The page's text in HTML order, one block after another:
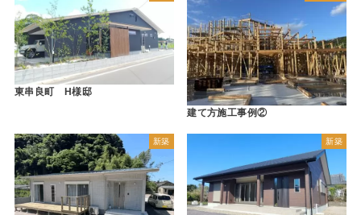
東串良町 H様邸
建て方施工事例②
新築 新築